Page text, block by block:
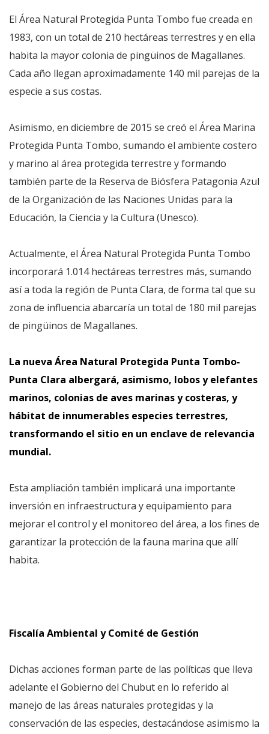
El Área Natural Protegida Punta Tombo fue creada en
1983, con un total de 210 hectáreas terrestres y en ella
habita la mayor colonia de pingüinos de Magallanes.
Cada año llegan aproximadamente 140 mil parejas de la
especie a sus costas.
Asimismo, en diciembre de 2015 se creó el Área Marina
Protegida Punta Tombo, sumando el ambiente costero
y marino al área protegida terrestre y formando
también parte de la Reserva de Biósfera Patagonia Azul
de la Organización de las Naciones Unidas para la
Educación, la Ciencia y la Cultura (Unesco).
Actualmente, el Área Natural Protegida Punta Tombo
incorporará 1.014 hectáreas terrestres más, sumando
así a toda la región de Punta Clara, de forma tal que su
zona de influencia abarcaría un total de 180 mil parejas
de pingüinos de Magallanes.
La nueva Área Natural Protegida Punta Tombo-
Punta Clara albergará, asimismo, lobos y elefantes
marinos, colonias de aves marinas y costeras, y
hábitat de innumerables especies terrestres,
transformando el sitio en un enclave de relevancia
mundial.
Esta ampliación también implicará una importante
inversión en infraestructura y equipamiento para
mejorar el control y el monitoreo del área, a los fines de
garantizar la protección de la fauna marina que allí
habita.
Fiscalía Ambiental y Comité de Gestión
Dichas acciones forman parte de las políticas que lleva
adelante el Gobierno del Chubut en lo referido al
manejo de las áreas naturales protegidas y la
conservación de las especies, destacándose asimismo la